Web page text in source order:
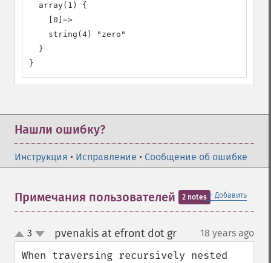
  array(1) {
    [0]=>
    string(4) "zero"
  }
}
Нашли ошибку?
Инструкция • Исправление • Сообщение об ошибке
＋ Добавить
Примечания пользователей 2 notes
up
down
3 pvenakis at efront dot gr¶ 18 years ago
When traversing recursively nested